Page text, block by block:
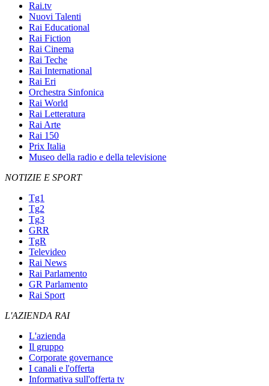
Rai.tv
Nuovi Talenti
Rai Educational
Rai Fiction
Rai Cinema
Rai Teche
Rai International
Rai Eri
Orchestra Sinfonica
Rai World
Rai Letteratura
Rai Arte
Rai 150
Prix Italia
Museo della radio e della televisione
NOTIZIE E SPORT
Tg1
Tg2
Tg3
GRR
TgR
Televideo
Rai News
Rai Parlamento
GR Parlamento
Rai Sport
L'AZIENDA RAI
L'azienda
Il gruppo
Corporate governance
I canali e l'offerta
Informativa sull'offerta tv